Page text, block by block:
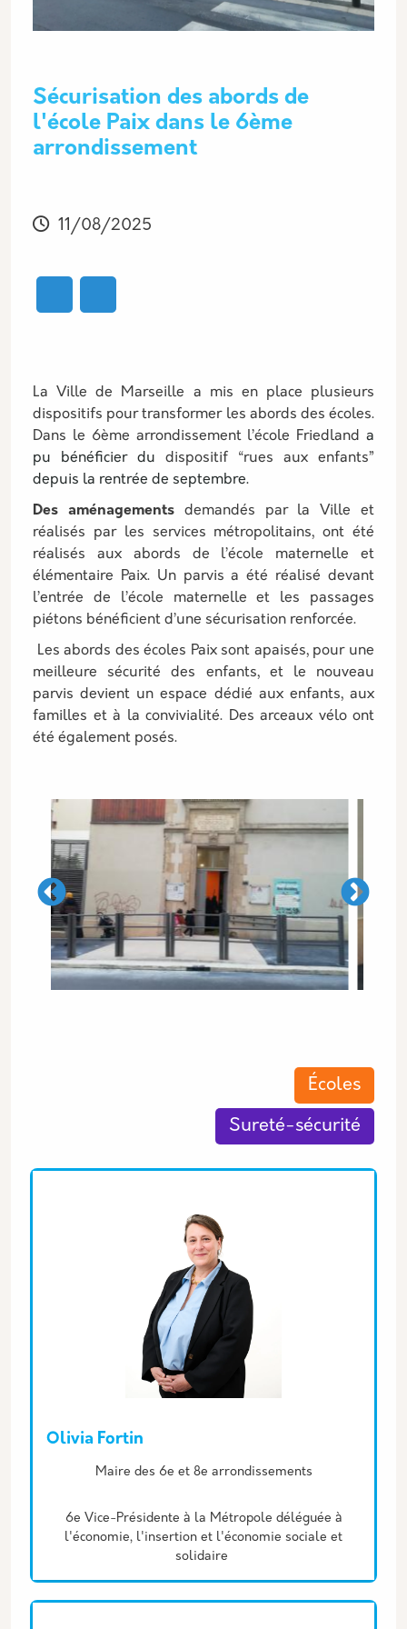
Sécurisation des abords de
l'école Paix dans le 6ème
arrondissement
Modifié
11/08/2025
La Ville de Marseille a mis en place plusieurs
dispositifs pour transformer les abords des écoles.
Dans le 6ème arrondissement l’école Friedland
a
pu bénéficier du dispositif “rues aux enfants”
depuis la rentrée de septembre.
Des aménagementsdemandés par la Ville et
réalisés par les services métropolitains, ont été
réalisés aux abords de l’école maternelle et
élémentaire Paix. Un parvis a été réalisé devant
l’entrée de l’école maternelle et les passages
piétons bénéficient d’une sécurisation renforcée.
Les abords des écoles Paix sont apaisés, pour une
meilleure sécurité des enfants, et le nouveau
parvis devient un espace dédié aux enfants, aux
familles et à la convivialité. Des arceaux vélo ont
été également posés.
Écoles
Sureté-sécurité
Olivia Fortin
DescriptionMaire des 6e et 8e arrondissements
6e Vice-Présidente à la Métropole déléguée à
l'économie, l'insertion et l'économie sociale et
solidaire